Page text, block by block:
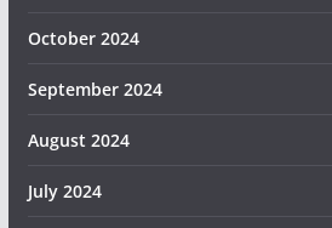
October 2024
September 2024
August 2024
July 2024